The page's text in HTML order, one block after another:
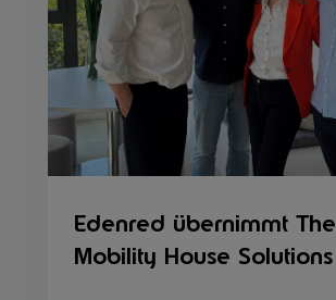
Edenred übernimmt The
Mobility House Solutions